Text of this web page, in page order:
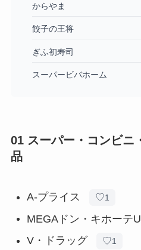
からやま
餃子の王将
ぎふ初寿司
スーパービバホーム
01 スーパー・コンビニ
品
A-プライス ♡1
MEGAドン・キホーテ
V・ドラッグ ♡1